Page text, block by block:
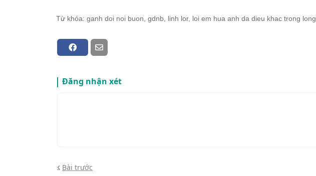
Từ khóa: ganh doi noi buon, gdnb, linh lor, loi em hua anh da dieu khac trong long
Đăng nhận xét
Bài trước